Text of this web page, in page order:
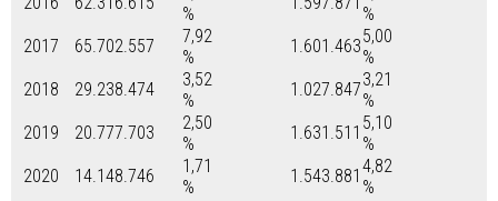
%
%
2017
65.702.557
7,92
%
1.601.4635,00
%
2018
29.238.474
3,52
%
1.027.8473,21
%
2019
20.777.703
2,50
%
1.631.511 5,10
%
2020
14.148.746
1,71
%
1.543.881 4,82
%